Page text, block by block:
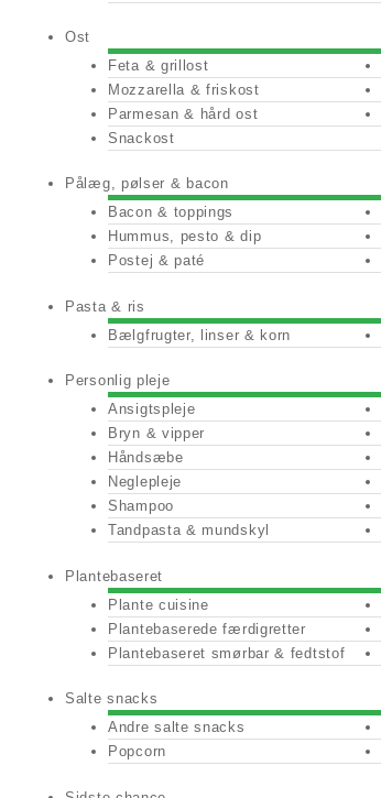
Ost
Feta & grillost
Mozzarella & friskost
Parmesan & hård ost
Snackost
Pålæg, pølser & bacon
Bacon & toppings
Hummus, pesto & dip
Postej & paté
Pasta & ris
Bælgfrugter, linser & korn
Personlig pleje
Ansigtspleje
Bryn & vipper
Håndsæbe
Neglepleje
Shampoo
Tandpasta & mundskyl
Plantebaseret
Plante cuisine
Plantebaserede færdigretter
Plantebaseret smørbar & fedtstof
Salte snacks
Andre salte snacks
Popcorn